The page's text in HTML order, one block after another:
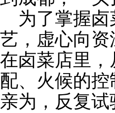
为了掌握
艺，虚心向
在卤菜店里
配、火候的
亲为，反复